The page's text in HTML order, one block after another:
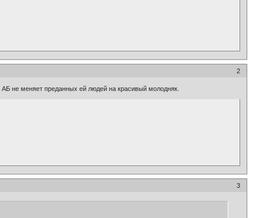
2
не меняет преданных ей людей на красивый молодняк.
3